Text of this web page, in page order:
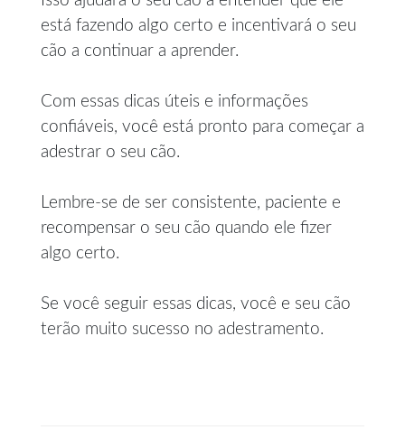
está fazendo algo certo e incentivará o seu
cão a continuar a aprender.
Com essas dicas úteis e informações
confiáveis, você está pronto para começar a
adestrar o seu cão.
Lembre-se de ser consistente, paciente e
recompensar o seu cão quando ele fizer
algo certo.
Se você seguir essas dicas, você e seu cão
terão muito sucesso no adestramento.